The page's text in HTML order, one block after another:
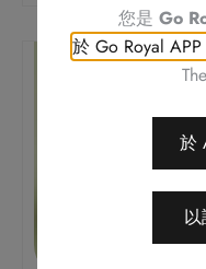
您是 Go
於 Go Royal
於